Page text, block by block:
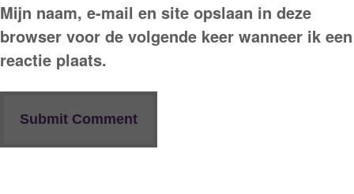
Mijn naam, e-mail en site opslaan in deze
browser voor de volgende keer wanneer ik een
reactie plaats.